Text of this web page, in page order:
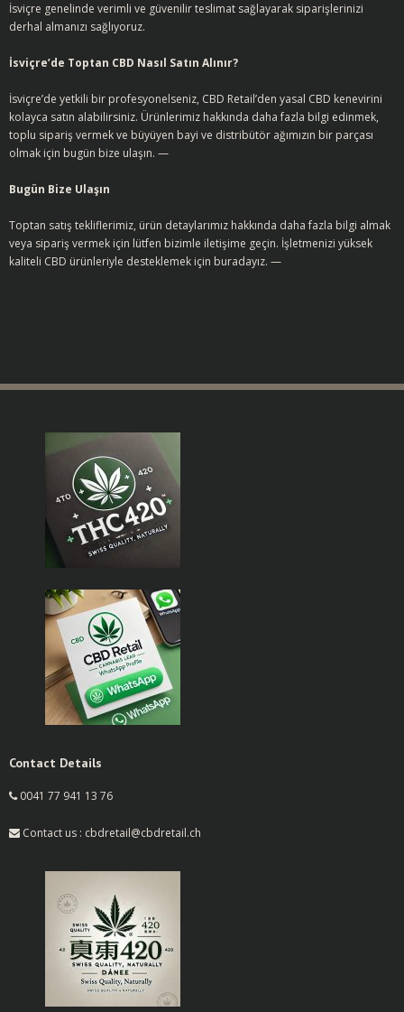
İsviçre genelinde verimli ve güvenilir teslimat sağlayarak siparişlerinizi
derhal almanızı sağlıyoruz.
İsviçre’de Toptan CBD Nasıl Satın Alınır?
İsviçre’de yetkili bir profesyonelseniz, CBD Retail’den yasal CBD kenevirini
kolayca satın alabilirsiniz. Ürünlerimiz hakkında daha fazla bilgi edinmek,
toplu sipariş vermek ve büyüyen bayi ve distribütör ağımızın bir parçası
olmak için bugün bize ulaşın. —
Bugün Bize Ulaşın
Toptan satış tekliflerimiz, ürün detaylarımız hakkında daha fazla bilgi almak
veya sipariş vermek için lütfen bizimle iletişime geçin. İşletmenizi yüksek
kaliteli CBD ürünleriyle desteklemek için buradayız. —
Contact Details
0041 77 941 13 76
Contact us : cbdretail@cbdretail.ch